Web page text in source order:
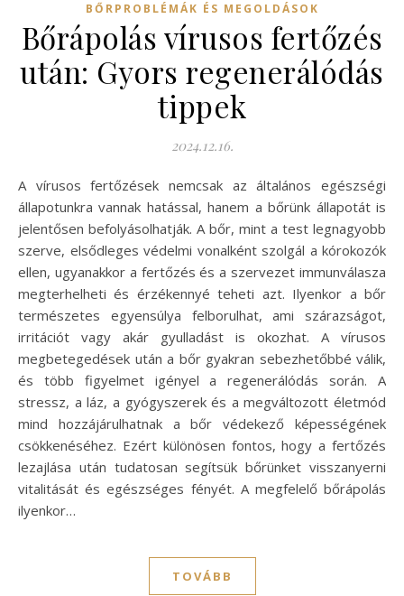
BŐRPROBLÉMÁK ÉS MEGOLDÁSOK
Bőrápolás vírusos fertőzés
után: Gyors regenerálódás
tippek
2024.12.16.
A vírusos fertőzések nemcsak az általános egészségi
állapotunkra vannak hatással, hanem a bőrünk állapotát is
jelentősen befolyásolhatják. A bőr, mint a test legnagyobb
szerve, elsődleges védelmi vonalként szolgál a kórokozók
ellen, ugyanakkor a fertőzés és a szervezet immunválasza
megterhelheti és érzékennyé teheti azt. Ilyenkor a bőr
természetes egyensúlya felborulhat, ami szárazságot,
irritációt vagy akár gyulladást is okozhat. A vírusos
megbetegedések után a bőr gyakran sebezhetőbbé válik,
és több figyelmet igényel a regenerálódás során. A
stressz, a láz, a gyógyszerek és a megváltozott életmód
mind hozzájárulhatnak a bőr védekező képességének
csökkenéséhez. Ezért különösen fontos, hogy a fertőzés
lezajlása után tudatosan segítsük bőrünket visszanyerni
vitalitását és egészséges fényét. A megfelelő bőrápolás
ilyenkor…
TOVÁBB